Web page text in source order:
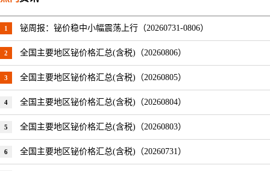
1 铋周报：铋价稳中小幅震荡上行（20260731-0806）
2 全国主要地区铋价格汇总(含税)（20260806）
3 全国主要地区铋价格汇总(含税)（20260805）
4 全国主要地区铋价格汇总(含税)（20260804）
5 全国主要地区铋价格汇总(含税)（20260803）
6 全国主要地区铋价格汇总(含税)（20260731）